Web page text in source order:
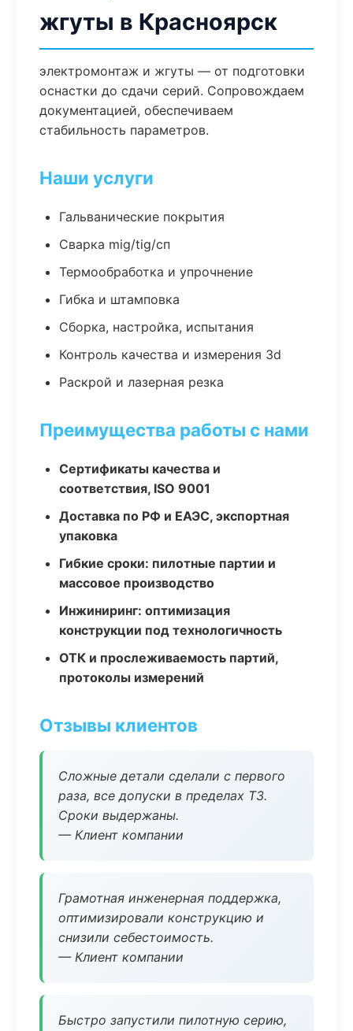
жгуты в Красноярск
электромонтаж и жгуты — от подготовки
оснастки до сдачи серий. Сопровождаем
документацией, обеспечиваем
стабильность параметров.
Наши услуги
Гальванические покрытия
Сварка mig/tig/сп
Термообработка и упрочнение
Гибка и штамповка
Сборка, настройка, испытания
Контроль качества и измерения 3d
Раскрой и лазерная резка
Преимущества работы с нами
Сертификаты качества и
соответствия, ISO 9001
Доставка по РФ и ЕАЭС, экспортная
упаковка
Гибкие сроки: пилотные партии и
массовое производство
Инжиниринг: оптимизация
конструкции под технологичность
ОТК и прослеживаемость партий,
протоколы измерений
Отзывы клиентов
Сложные детали сделали с первого
раза, все допуски в пределах ТЗ.
Сроки выдержаны.
— Клиент компании
Грамотная инженерная поддержка,
оптимизировали конструкцию и
снизили себестоимость.
— Клиент компании
Быстро запустили пилотную серию,